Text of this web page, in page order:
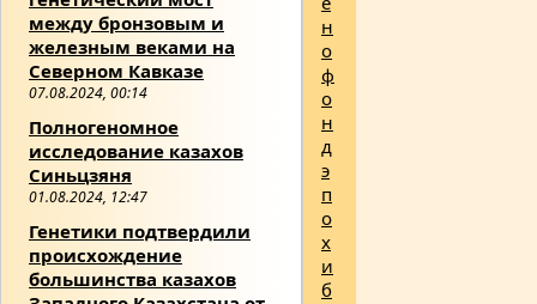
между бронзовым и
железным веками на
Северном Кавказе
07.08.2024, 00:14
Полногеномное
исследование казахов
Синьцзяня
01.08.2024, 12:47
Генетики подтвердили
происхождение
большинства казахов
н
о
ф
о
н
д
э
п
о
х
и
б